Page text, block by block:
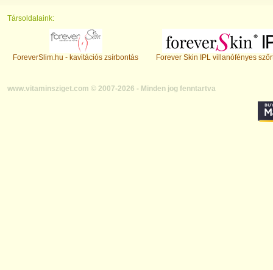
Társoldalaink:
ForeverSlim.hu - kavitációs zsírbontás Forever Skin IPL villanófényes
www.vitaminsziget.com © 2007-2026 - Minden jog fenntartva